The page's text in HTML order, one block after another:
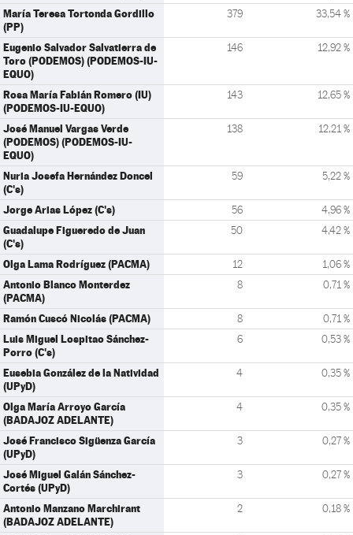
María Teresa Tortonda Gordillo
(PP)
379 33,54 %
Eugenio Salvador Salvatierra de
Toro (PODEMOS) (PODEMOS-IU-
EQUO)
146 12,92 %
Rosa María Fabián Romero (IU)
(PODEMOS-IU-EQUO)
143 12,65 %
José Manuel Vargas Verde
(PODEMOS) (PODEMOS-IU-
EQUO)
138 12,21 %
Nuria Josefa Hernández Doncel
(C's)
59 5,22 %
Jorge Arias López (C's) 56 4,96 %
Guadalupe Figueredo de Juan
(C's)
50 4,42 %
Olga Lama Rodríguez (PACMA) 12 1,06 %
Antonio Blanco Monterdez
(PACMA)
8 0,71 %
Ramón Cuscó Nicolás (PACMA) 8 0,71 %
Luis Miguel Lospitao Sánchez-
Porro (C's)
6 0,53 %
Eusebia González de la Natividad
(UPyD)
4 0,35 %
Olga María Arroyo García
(BADAJOZ ADELANTE)
4 0,35 %
José Francisco Sigüenza García
(UPyD)
3 0,27 %
José Miguel Galán Sánchez-
Cortés (UPyD)
3 0,27 %
Antonio Manzano Marchirant
(BADAJOZ ADELANTE)
2 0,18 %